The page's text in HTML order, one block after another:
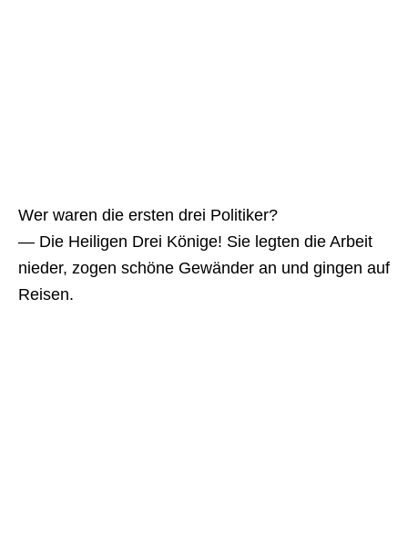
Wer waren die ersten drei Politiker?
— Die Heiligen Drei Könige! Sie legten die Arbeit
nieder, zogen schöne Gewänder an und gingen auf
Reisen.